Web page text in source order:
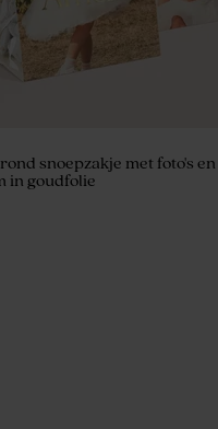
snoepzakje met foto's en
in goudfolie